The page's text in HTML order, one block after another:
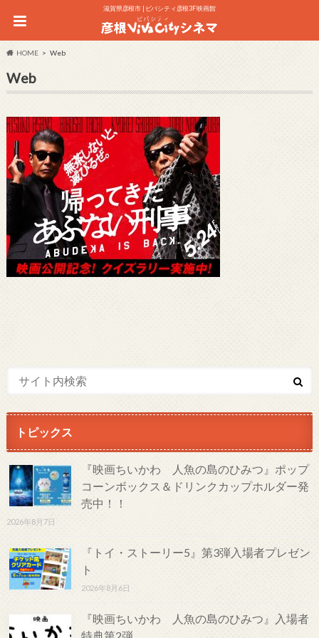
滋賀県彦根市 | ビバシティ彦根3F 映画館
HOME Web
Web
トピックス
『映画ちいかわ 人魚の島のひみつ』ポップ
コーンボックス＆ドリンクカップホルダー発
売中！！
2026年8月7日
『トイ・ストーリー5』第3弾入場者プレゼン
ト
2026年8月6日
『映画ちいかわ 人魚の島のひみつ』入場者